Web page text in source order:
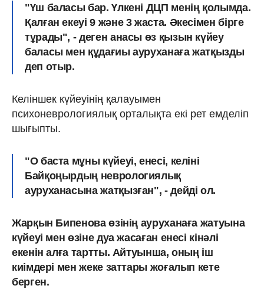
"Үш баласы бар. Үлкені ДЦП менің қолымда.
Қалған екеуі 9 және 3 жаста. Әкесімен бірге
тұрады", - деген анасы өз қызын күйеу
баласы мен құдағиы ауруханаға жатқызды
деп отыр.
Келіншек күйеуінің қалауымен
психоневрологиялық орталықта екі рет емделіп
шығыпты.
"О баста мұны күйеуі, енесі, келіні
Байқоңырдың неврологиялық
ауруханасына жатқызған", - дейді ол.
Жарқын Бипенова өзінің ауруханаға жатуына
күйеуі мен өзіне дуа жасаған енесі кінәлі
екенін алға тартты. Айтуынша, оның іш
киімдері мен жеке заттары жоғалып кете
берген.